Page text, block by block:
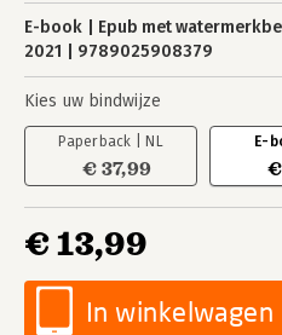
E-book Epub met
2021
9789025908379
Kies uw bindwijze
Paperback | NL
€ 37,99
E-
€ 13,99
In winkelwagen